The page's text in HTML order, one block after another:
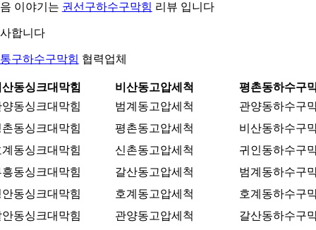
이야기는 권선구하수구막힘 리뷰 입니다
합니다
구하수구막힘 협력업체
동싱크대막힘 비산동고압세척
평촌동하수구
동싱크대막힘
범계동고압세척
관양동하수구
동싱크대막힘
평촌동고압세척
비산동하수구
동싱크대막힘
신촌동고압세척
귀인동하수구
동싱크대막힘
갈산동고압세척
범계동하수구
동싱크대막힘
호계동고압세척
호계동하수구
동싱크대막힘
관양동고압세척
갈산동하수구